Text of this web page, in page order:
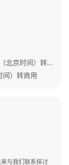
Serverless公测结束，于2024/01/19 00:00（北京时间）转商用
）转商用
与我们联系探讨